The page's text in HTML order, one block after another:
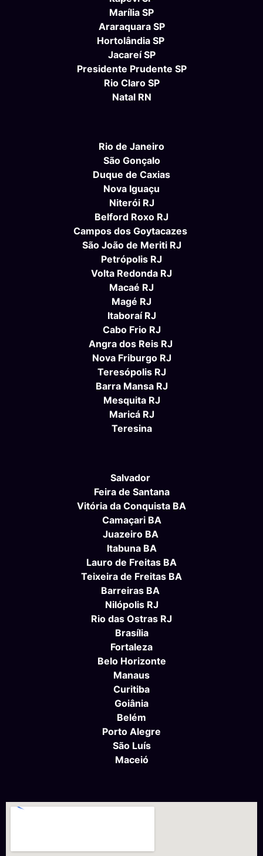
Marília SP
Araraquara SP
Hortolândia SP
Jacareí SP
Presidente Prudente SP
Rio Claro SP
Natal RN
Rio de Janeiro
São Gonçalo
Duque de Caxias
Nova Iguaçu
Niterói RJ
Belford Roxo RJ
Campos dos Goytacazes
São João de Meriti RJ
Petrópolis RJ
Volta Redonda RJ
Macaé RJ
Magé RJ
Itaboraí RJ
Cabo Frio RJ
Angra dos Reis RJ
Nova Friburgo RJ
Teresópolis RJ
Barra Mansa RJ
Mesquita RJ
Maricá RJ
Teresina
Salvador
Feira de Santana
Vitória da Conquista BA
Camaçari BA
Juazeiro BA
Itabuna BA
Lauro de Freitas BA
Teixeira de Freitas BA
Barreiras BA
Nilópolis RJ
Rio das Ostras RJ
Brasília
Fortaleza
Belo Horizonte
Manaus
Curitiba
Goiânia
Belém
Porto Alegre
São Luís
Maceió